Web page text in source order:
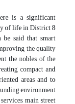
is a significant
of life in District 8
said that smart
the quality
the nobles of the
compact and
areas and to
environment
main street